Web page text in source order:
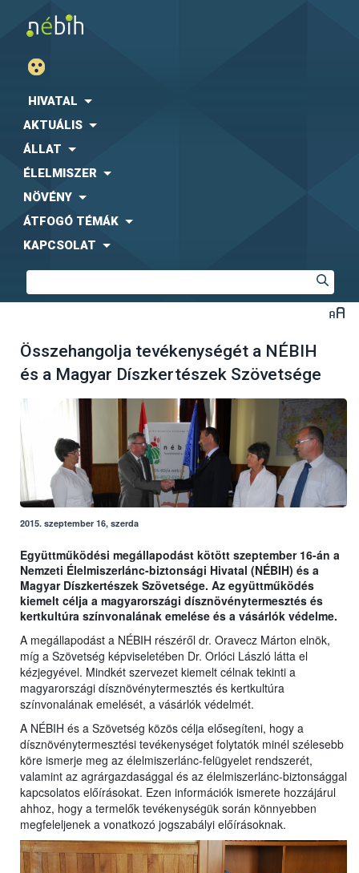
HIVATAL
AKTUÁLIS
ÁLLAT
ÉLELMISZER
NÖVÉNY
ÁTFOGÓ TÉMÁK
KAPCSOLAT
Összehangolja tevékenységét a NÉBIH
és a Magyar Díszkertészek Szövetsége
2015. szeptember 16, szerda
Együttműködési megállapodást kötött szeptember 16-án a
Nemzeti Élelmiszerlánc-biztonsági Hivatal (NÉBIH) és a
Magyar Díszkertészek Szövetsége. Az együttműködés
kiemelt célja a magyarországi dísznövénytermesztés és
kertkultúra színvonalának emelése és a vásárlók védelme.
A megállapodást a NÉBIH részéről dr. Oravecz Márton elnök,
míg a Szövetség képviseletében Dr. Orlóci László látta el
kézjegyével. Mindkét szervezet kiemelt célnak tekinti a
magyarországi dísznövénytermesztés és kertkultúra
színvonalának emelését, a vásárlók védelmét.
A NÉBIH és a Szövetség közös célja elősegíteni, hogy a
dísznövénytermesztési tevékenységet folytatók minél szélesebb
köre ismerje meg az élelmiszerlánc-felügyelet rendszerét,
valamint az agrárgazdasággal és az élelmiszerlánc-biztonsággal
kapcsolatos előírásokat. Ezen információk ismerete hozzájárul
ahhoz, hogy a termelők tevékenységük során könnyebben
megfeleljenek a vonatkozó jogszabályi előírásoknak.